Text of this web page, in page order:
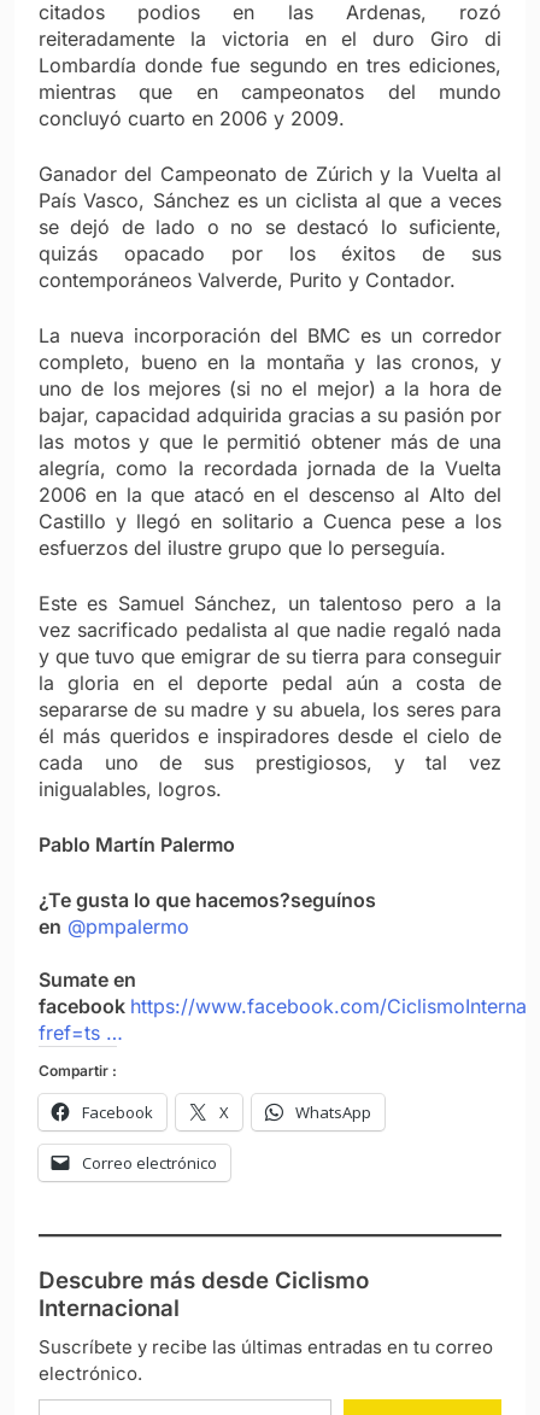
citados podios en las Ardenas, rozó
reiteradamente la victoria en el duro Giro di
Lombardía donde fue segundo en tres ediciones,
mientras que en campeonatos del mundo
concluyó cuarto en 2006 y 2009.
Ganador del Campeonato de Zúrich y la Vuelta al
País Vasco, Sánchez es un ciclista al que a veces
se dejó de lado o no se destacó lo suficiente,
quizás opacado por los éxitos de sus
contemporáneos Valverde, Purito y Contador.
La nueva incorporación del BMC es un corredor
completo, bueno en la montaña y las cronos, y
uno de los mejores (si no el mejor) a la hora de
bajar, capacidad adquirida gracias a su pasión por
las motos y que le permitió obtener más de una
alegría, como la recordada jornada de la Vuelta
2006 en la que atacó en el descenso al Alto del
Castillo y llegó en solitario a Cuenca pese a los
esfuerzos del ilustre grupo que lo perseguía.
Este es Samuel Sánchez, un talentoso pero a la
vez sacrificado pedalista al que nadie regaló nada
y que tuvo que emigrar de su tierra para conseguir
la gloria en el deporte pedal aún a costa de
separarse de su madre y su abuela, los seres para
él más queridos e inspiradores desde el cielo de
cada uno de sus prestigiosos, y tal vez
inigualables, logros.
Pablo Martín Palermo
¿Te gusta lo que hacemos?seguínos
en @pmpalermo
Sumate en
facebook https://www.facebook.com/
fref=ts …
Compartir :
Facebook X WhatsApp
Correo electrónico
Descubre más desde Ciclismo
Internacional
Suscríbete y recibe las últimas entradas en tu correo
electrónico.
Escribe tu correo electrónico…